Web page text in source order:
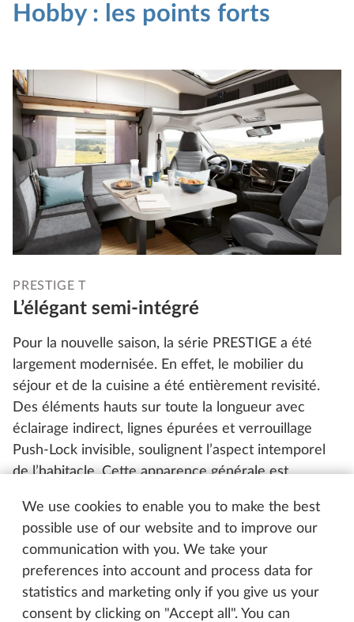
We use cookies to enable you to make the best
possible use of our website and to improve our
communication with you. We take your
preferences into account and process data for
statistics and marketing only if you give us your
consent by clicking on "Accept all". You can
Hobby : les points forts
PRESTIGE T
L’élégant semi-intégré
Pour la nouvelle saison, la série PRESTIGE a été
largement modernisée. En effet, le mobilier du
séjour et de la cuisine a été entièrement revisité.
Des éléments hauts sur toute la longueur avec
éclairage indirect, lignes épurées et verrouillage
Push-Lock invisible, soulignent l’aspect intemporel
de l’habitacle. Cette apparence générale est
de bateau, un point fort qu’on trouvait déjà dans le
PRESTIGE VAN. Les nouvelles bandes contrastantes
en rouge foncé à l’extérieur y mettent un point
d’orgue marquant. Déjà de loin, il a une allure
sportive et élégante.